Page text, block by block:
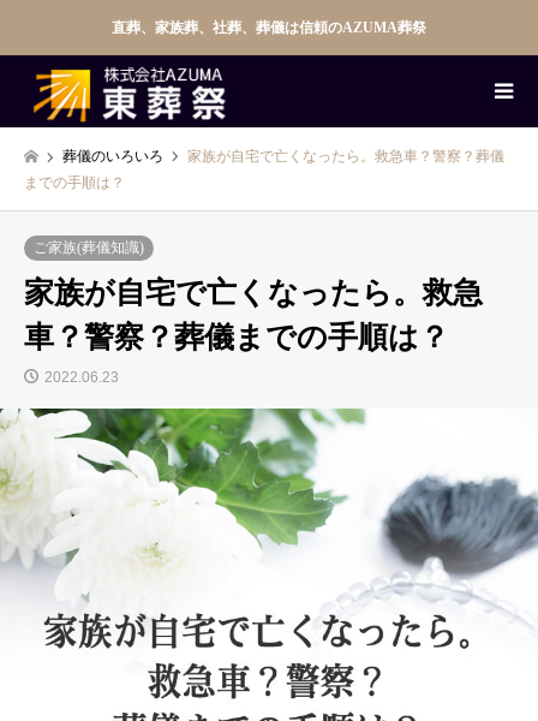
直葬、家族葬、社葬、葬儀は信頼のAZUMA葬祭
葬儀のいろいろ
家族が自宅で亡くなったら。救急車？警察？葬儀
までの手順は？
ご家族(葬儀知識)
家族が自宅で亡くなったら。救急
車？警察？葬儀までの手順は？
2022.06.23